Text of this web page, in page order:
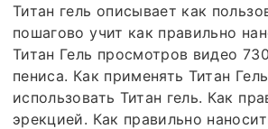
Титан гель описывает как
пошагово учит как правильно
Титан Гель просмотров видео
пениса. Как применять Титан
использовать Титан гель. Как
эрекцией. Как правильно